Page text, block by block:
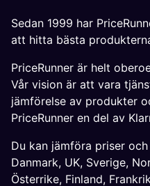
Sedan 1999 har
att hitta bästa
PriceRunner är helt
Vår vision är att vara
jämförelse av produkter
PriceRunner en del av
Du kan jämföra priser
Danmark, UK, Sverige,
Österrike, Finland,